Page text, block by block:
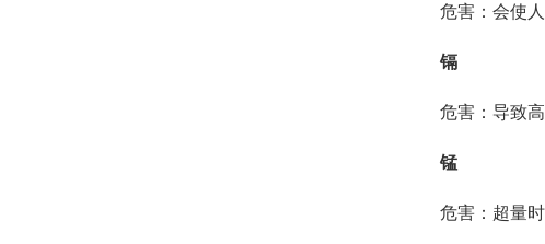
危害：会使
镉
危害：导致
锰
危害：超量